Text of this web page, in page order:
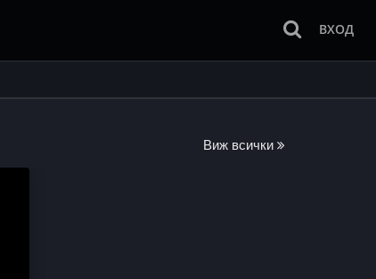
ВХОД
Виж всички